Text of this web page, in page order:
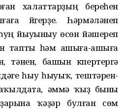
халаттарҙың береһен
йүгерҙе. Һәрмәләнеп
һуң йыуыныу өсөн йәшереп
тапты һәм ашыға-ашыға
башын күпертергә
һыу һыуыҡ, тештәрен-
әммә ҡыҙ быны
ҡәҙәр булған сөм